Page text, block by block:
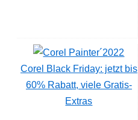
Corel Black Friday: jetzt bis
60% Rabatt, viele Gratis-
Extras